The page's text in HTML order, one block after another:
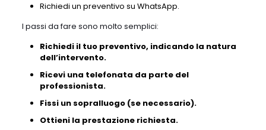
Richiedi un preventivo su WhatsApp.
I passi da fare sono molto semplici:
Richiedi il tuo preventivo, indicando la natura
dell’intervento.
Ricevi una telefonata da parte del
professionista.
Fissi un sopralluogo (se necessario).
Ottieni la prestazione richiesta.